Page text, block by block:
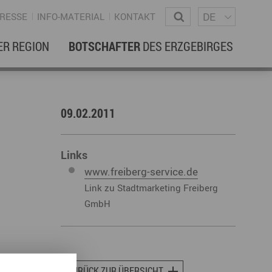
INFO-MATERIAL KONTAKT Wonach suchen Sie?
DE
& Hausbau
REGION BOTSCHAFTERDES ERZGEBIRGES
09.02.2011
Links
www.freiberg-service.de
Link zu Stadtmarketing Freiberg
GmbH